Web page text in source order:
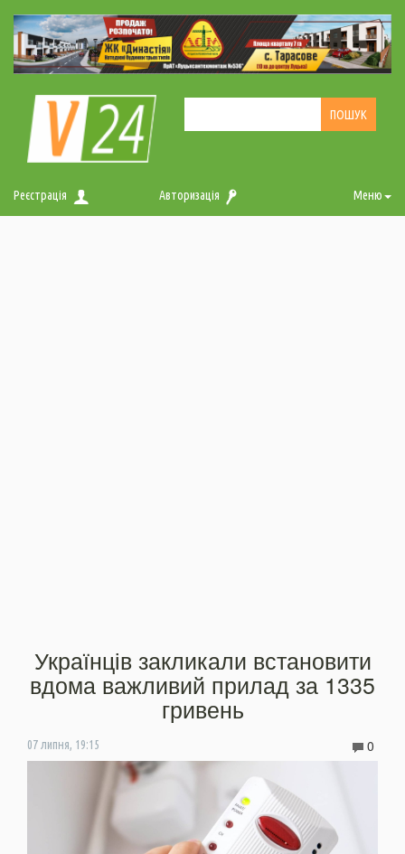
Реєстрація Авторизація Меню
Українців закликали встановити
вдома важливий прилад за 1335
гривень
07 липня, 19:15 0